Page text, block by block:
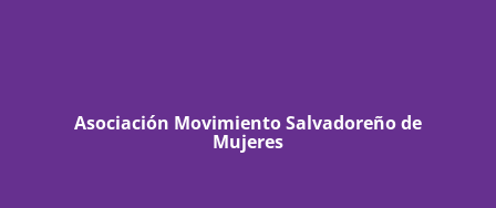
Asociación Movimiento Salvadoreño de
Mujeres